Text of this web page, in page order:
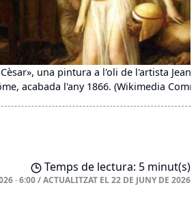
una pintura a l'oli de l'artista
acabada l'any 1866. (Wikimedia
Temps de lectura: 5 minut(s)
· 6:00/ACTUALITZAT EL22 DE JUNY DE 2026